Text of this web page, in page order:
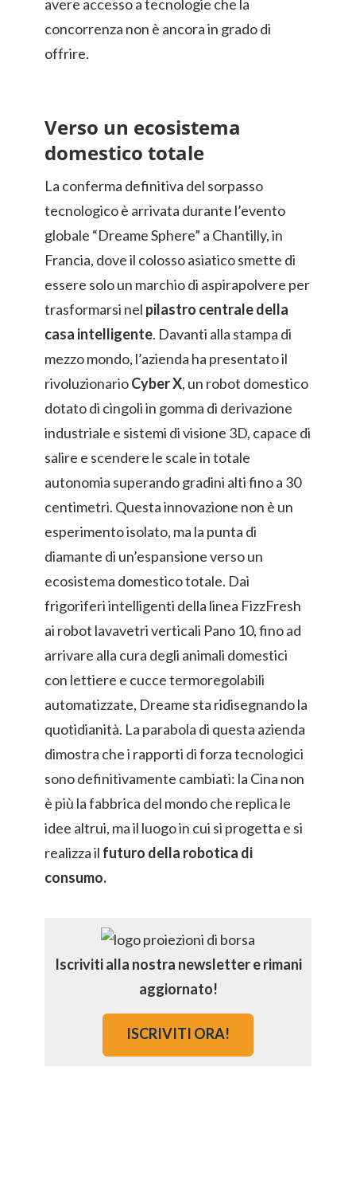
avere accesso a tecnologie che la
concorrenza non è ancora in grado di
offrire.
Verso un ecosistema
domestico totale
La conferma definitiva del sorpasso
tecnologico è arrivata durante l’evento
globale “Dreame Sphere” a Chantilly, in
Francia, dove il colosso asiatico smette di
essere solo un marchio di aspirapolvere per
trasformarsi nel pilastro centrale della
casa intelligente. Davanti alla stampa di
mezzo mondo, l’azienda ha presentato il
rivoluzionarioCyber X, un robot domestico
dotato di cingoli in gomma di derivazione
industriale e sistemi di visione 3D, capace di
salire e scendere le scale in totale
autonomia superando gradini alti fino a 30
centimetri. Questa innovazione non è un
esperimento isolato, ma la punta di
diamante di un’espansione verso un
ecosistema domestico totale. Dai
frigoriferi intelligenti della linea FizzFresh
ai robot lavavetri verticali Pano 10, fino ad
arrivare alla cura degli animali domestici
con lettiere e cucce termoregolabili
automatizzate, Dreame sta ridisegnando la
quotidianità. La parabola di questa azienda
dimostra che i rapporti di forza tecnologici
sono definitivamente cambiati: la Cina non
è più la fabbrica del mondo che replica le
idee altrui, ma il luogo in cui si progetta e si
realizza il futuro della robotica di
consumo.
Iscriviti alla nostra newsletter e rimani
aggiornato!
ISCRIVITI ORA!